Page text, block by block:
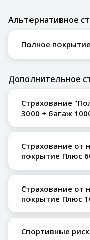
Альтернативное
Полное покрытие
Дополнительное
Страхование
3000 + багаж
Страхование от
покрытие Плюс
Страхование от
покрытие Плюс
Спортивные